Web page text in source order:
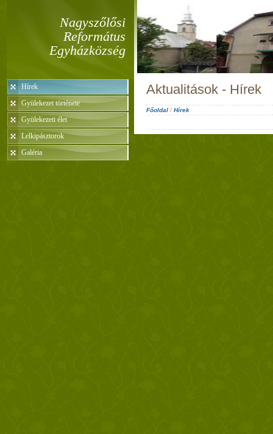
Nagyszőlősi
Református
Egyházközség
Hírek
Gyülekezet története
Gyülekezeti élet
Lelkipásztorok
Galéria
Aktualitások - Hírek
Főoldal/Hírek